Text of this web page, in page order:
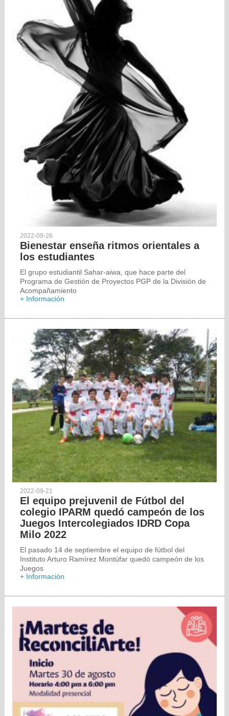
2022-09-26
Bienestar enseña ritmos orientales a
los estudiantes
El grupo estudiantil Sahar-aiwa, que hace parte del
Programa de Gestión de Proyectos PGP de la División de
Acompañamiento
+ Información
2022-09-21
El equipo prejuvenil de Fútbol del
colegio IPARM quedó campeón de los
Juegos Intercolegiados IDRD Copa
Milo 2022
El pasado 14 de septiembre el equipo de fútbol del
Instituto Arturo Ramírez Montúfar quedó campeón de los
Juegos
+ Información